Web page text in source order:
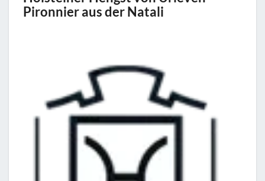
Pironnier aus der Natali